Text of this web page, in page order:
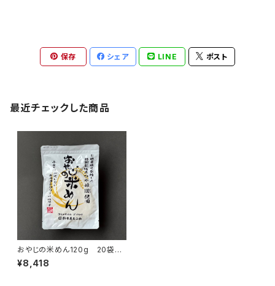
保存 シェア LINE ポスト
最近チェックした商品
おやじの米めん120g 20袋入
り
¥8,418